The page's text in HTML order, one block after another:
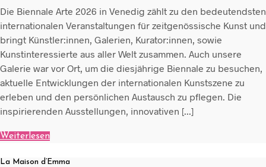
Die Biennale Arte 2026 in Venedig zählt zu den bedeutendsten
internationalen Veranstaltungen für zeitgenössische Kunst und
bringt Künstler:innen, Galerien, Kurator:innen, sowie
Kunstinteressierte aus aller Welt zusammen. Auch unsere
Galerie war vor Ort, um die diesjährige Biennale zu besuchen,
aktuelle Entwicklungen der internationalen Kunstszene zu
erleben und den persönlichen Austausch zu pflegen. Die
inspirierenden Ausstellungen, innovativen [...]
Weiterlesen
La Maison d’Emma